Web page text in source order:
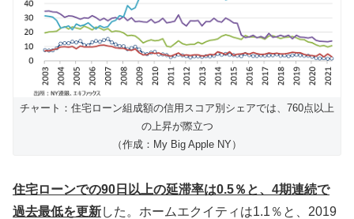
チャート：住宅ローン組成額の信用スコア別シェアでは、760点以上
の上昇が際立つ
（作成：My Big Apple NY）
住宅ローンでの90日以上の延滞率は0.5％と、4期連続で
過去最低を更新した。ホームエクイティは1.1％と、2019